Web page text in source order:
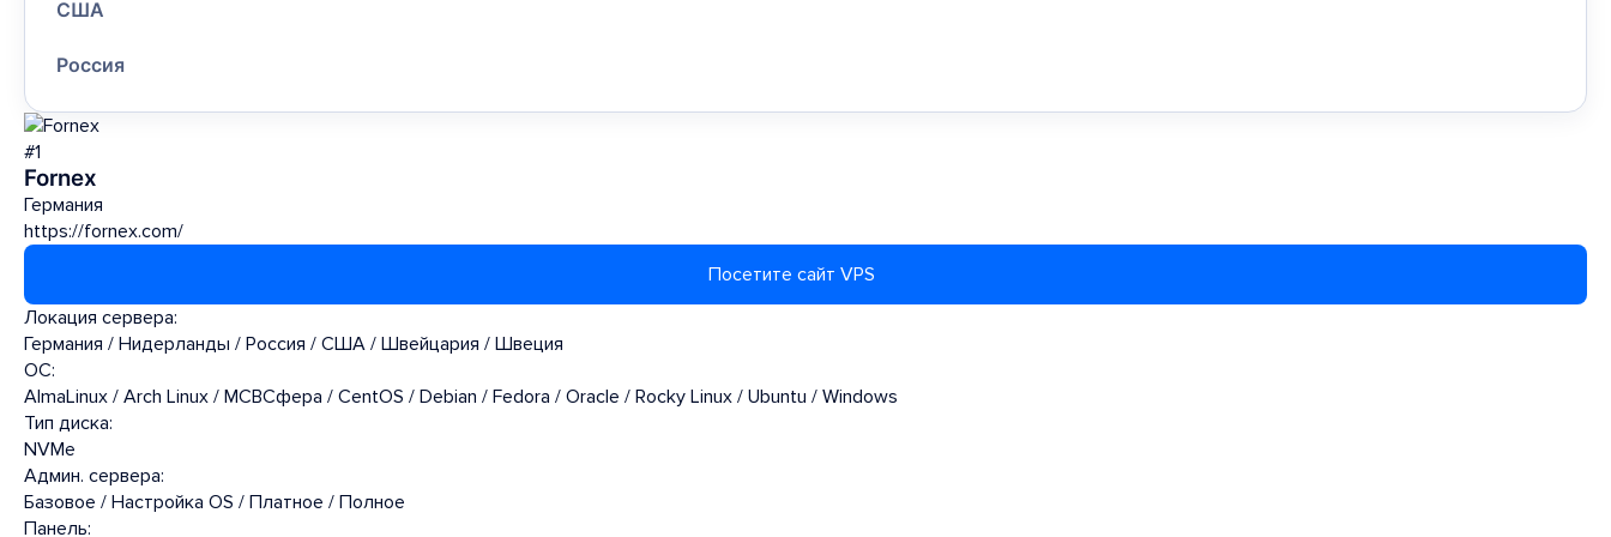
США
Россия
#1
Fornex
Германия
https://fornex.com/
Посетите сайт VPS
Локация сервера:
Германия / Нидерланды / Россия / США / Швейцария / Швеция
ОС:
AlmaLinux / Arch Linux / МСВСфера / CentOS / Debian / Fedora / Oracle / Rocky Linux / Ubuntu / Windows
Тип диска:
NVMe
Админ. сервера:
Базовое / Настройка OS / Платное / Полное
Панель: